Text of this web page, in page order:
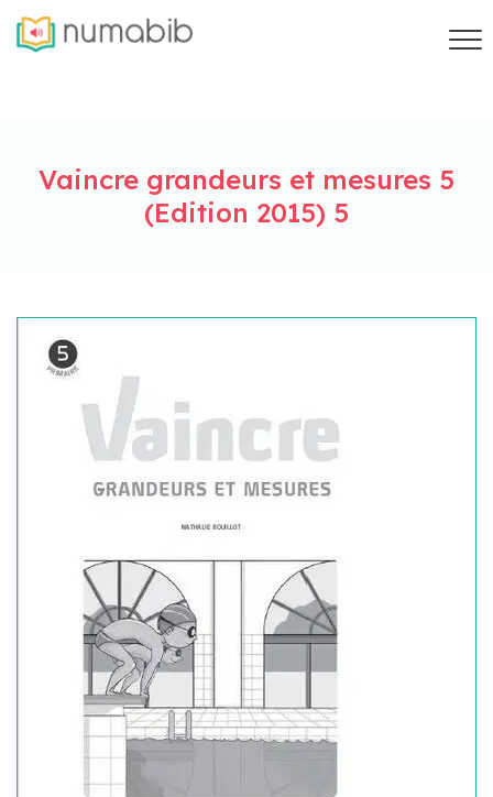
Vaincre grandeurs et mesures 5
(Edition 2015) 5